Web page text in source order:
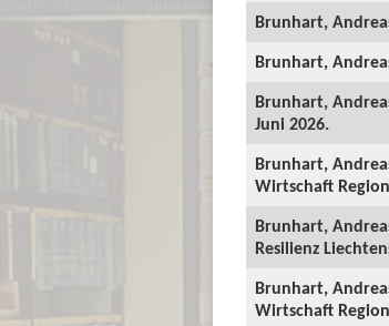
Brunhart,
Brunhart,
Brunhart,
Juni 2026.
Brunhart,
Wirtschaft
Brunhart,
Resilienz
Brunhart,
Wirtschaft